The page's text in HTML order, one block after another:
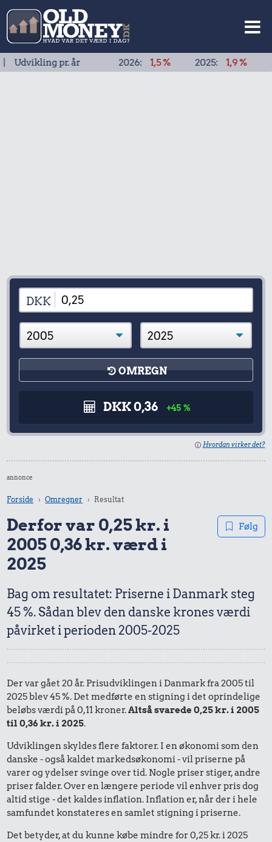
pr. år2026: 1,5 % 2025: 1,9 % 2024:
DKK
OMREGN
DKK 0,36 +45 %
Hvordan virker det?
annonce
Forside Omregner Resultat
Derfor var 0,25 kr. i
2005 0,36 kr. værd i
2025
Følg
Bag om resultatet: Priserne i Danmark steg
45 %. Sådan blev den danske krones værdi
påvirket i perioden 2005-2025
Der var gået 20 år. Prisudviklingen i Danmark fra 2005 til
2025 blev 45 %. Det medførte en stigning i det oprindelige
beløbs værdi på 0,11 kroner.Altså svarede 0,25 kr. i 2005
til 0,36 kr. i 2025.
Udviklingen skyldes flere faktorer. I en økonomi som den
danske - også kaldet markedsøkonomi - vil priserne på
varer og ydelser svinge over tid. Nogle priser stiger, andre
priser falder. Over en længere periode vil enhver pris dog
altid stige - det kaldes inflation. Inflation er, når der i hele
samfundet konstateres en samlet stigning i priserne.
Det betyder, at du kunne købe mindre for 0,25 kr. i 2025